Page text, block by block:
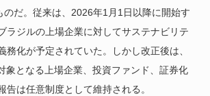
のだ。従来は、2026年1月1日以降に開始す
ラジルの上場企業に対してサステナビリテ
務化が予定されていた。しかし改正後は、
象となる上場企業、投資ファンド、証券化
告は任意制度として維持される。